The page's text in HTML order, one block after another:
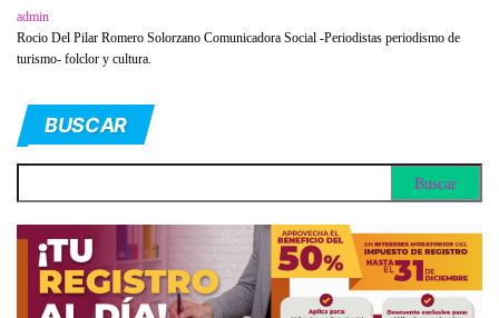
admin
Rocio Del Pilar Romero Solorzano Comunicadora Social -Periodistas periodismo de
turismo- folclor y cultura.
BUSCAR